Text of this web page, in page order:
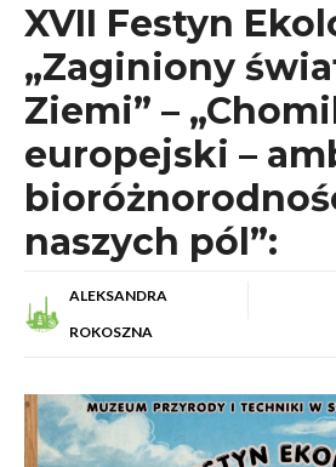
XVII Festyn
„Zaginiony
Ziemi” –
europejski –
naszych pól”:
ALEKSANDRA
ROKOSZNA